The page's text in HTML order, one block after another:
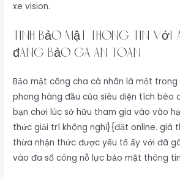
xe vision.
Tính bảo mật thông tin với
đáng bảo gà an toàn
Bảo mật công cha cá nhân là một
phong hàng đầu của siêu diện tích béo
bạn chơi lúc sở hữu tham gia vào vào
thức giải trí không nghỉ}{đặt online. giá
thừa nhận thức được yếu tố ấy với đã
vào đa số công nỗ lực bảo mật thông